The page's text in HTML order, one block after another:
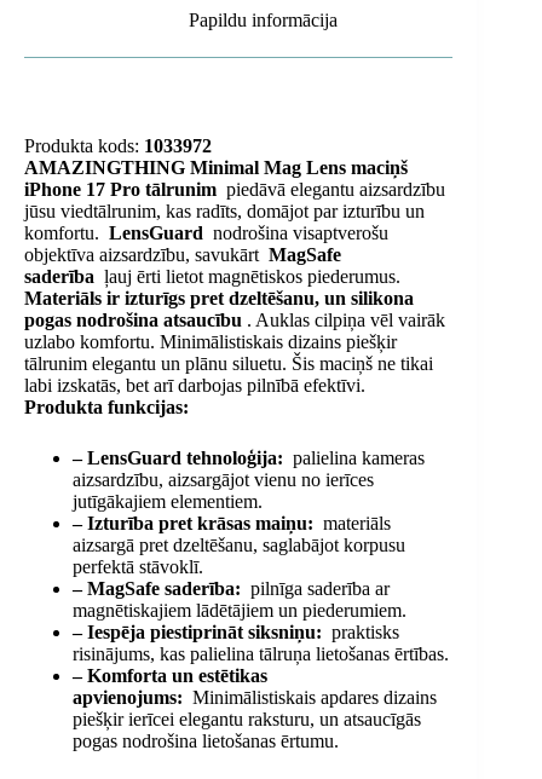
Papildu informācija
Produkta kods: 1033972
AMAZINGTHING Minimal Mag Lens maciņš
iPhone 17 Pro tālrunim piedāvā elegantu aizsardzību
jūsu viedtālrunim, kas radīts, domājot par izturību un
komfortu. LensGuard nodrošina visaptverošu
objektīva aizsardzību, savukārt MagSafe
saderība ļauj ērti lietot magnētiskos piederumus.
Materiāls ir izturīgs pret dzeltēšanu, un silikona
pogas nodrošina atsaucību . Auklas cilpiņa vēl vairāk
uzlabo komfortu. Minimālistiskais dizains piešķir
tālrunim elegantu un plānu siluetu. Šis maciņš ne tikai
labi izskatās, bet arī darbojas pilnībā efektīvi.
Produkta funkcijas:
– LensGuard tehnoloģija: palielina kameras
aizsardzību, aizsargājot vienu no ierīces
jutīgākajiem elementiem.
– Izturība pret krāsas maiņu: materiāls
aizsargā pret dzeltēšanu, saglabājot korpusu
perfektā stāvoklī.
– MagSafe saderība: pilnīga saderība ar
magnētiskajiem lādētājiem un piederumiem.
– Iespēja piestiprināt siksniņu: praktisks
risinājums, kas palielina tālruņa lietošanas ērtības.
– Komforta un estētikas
apvienojums: Minimālistiskais apdares dizains
piešķir ierīcei elegantu raksturu, un atsaucīgās
pogas nodrošina lietošanas ērtumu.